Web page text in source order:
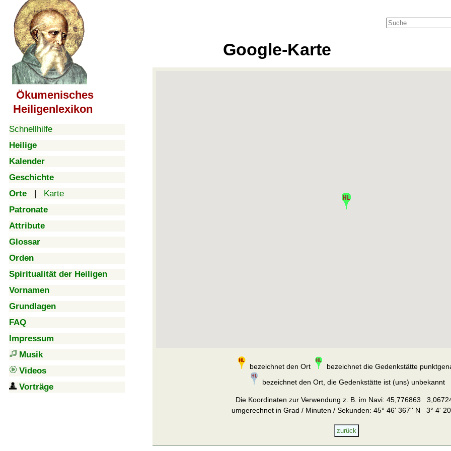
Ökumenisches
Heiligenlexikon
Schnellhilfe
Heilige
Kalender
Geschichte
Orte | Karte
Patronate
Attribute
Glossar
Orden
Spiritualität der Heiligen
Vornamen
Grundlagen
FAQ
Impressum
Musik
Videos
Vorträge
Google-Karte
bezeichnet den Ort
bezeichnet die Gedenkstätte
bezeichnet den Ort, die Gedenkstätte ist (uns) unbekannt
Die Koordinaten zur Verwendung z. B. im Navi: 45,776863
umgerechnet in Grad / Minuten / Sekunden: 45° 46' 367'' N 3° 4'